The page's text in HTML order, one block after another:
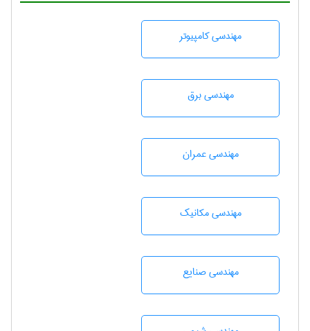
مهندسی كامپيوتر
مهندسی برق
مهندسی عمران
مهندسی مکانیک
مهندسی صنايع